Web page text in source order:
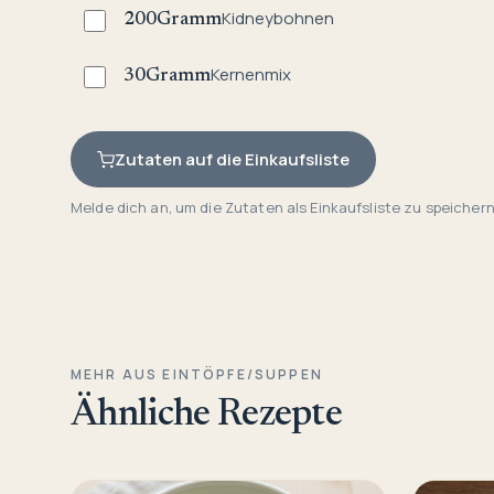
200GrammKidneybohnen
30GrammKernenmix
Zutaten auf die Einkaufsliste
Melde dich an, um die Zutaten als Einkaufsliste zu
MEHR AUS EINTÖPFE/SUPPEN
Ähnliche Rezepte